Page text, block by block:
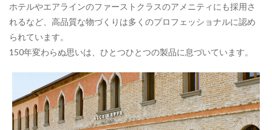
ホテルやエアラインのファーストクラスのアメニティにも採用さ
れるなど、高品質な物づくりは多くのプロフェッショナルに認め
られています。
150年変わらぬ思いは、ひとつひとつの製品に息づいています。